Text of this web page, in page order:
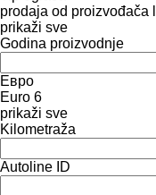
prodaja od proizvođača
prikaži sve
Godina proizvodnje
Евро
Euro 6
prikaži sve
Kilometraža
Autoline ID